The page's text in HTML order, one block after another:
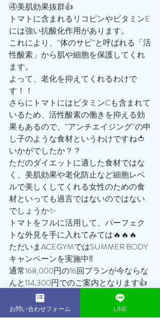
④美肌効果抜群👍
トマトに含まれるリコピンやビタミンE
には強い抗酸化作用があります。
これにより、”体のサビ”と呼ばれる「活
性酸素」から肌や細胞を保護してくれ
ます。
よって、老化を抑えてくれるわけで
す！！
さらにトマトにはビタミンCも含まれて
いるため、活性酸素の働きを抑える効
果もあるので、”アンチエイジング”の申
し子のような食材というわけですね🍅
いかがでしたか？？
ただのダイエットに適した食材ではな
く、美肌効果や老化防止など細胞レベ
ルで美しくしてくれる女性のための食
材といっても過言ではないのではない
でしょうか✨
トマトをフルに活用して、パーフェク
トな外見を手に入れてみては🔥🔥🔥
ただいまACEGYMではSUMMER BODY
キャンペーンを実施中‼️
通常168,000円の16回プランが今ならな
んと114,300円でのご案内となります👍
さらにさらに！！
無料体験も大好評につき、初回体験セ
ッション無料継続！＆体験当日のご入
お問い合わせフォーム LINE